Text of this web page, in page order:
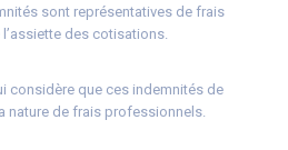
sont représentatives de frais
des cotisations.
considère que ces indemnités de
nature de frais professionnels.